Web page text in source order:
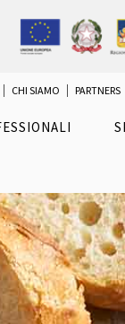
CHI SIAMO PARTNERS